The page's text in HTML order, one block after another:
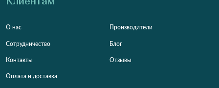
О нас
Сотрудничество
Контакты
Оплата и доставка
Производители
Блог
Отзывы